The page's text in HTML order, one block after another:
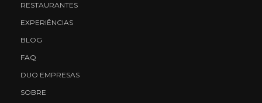
RESTAURANTES
EXPERIÊNCIAS
BLOG
FAQ
DUO EMPRESAS
SOBRE